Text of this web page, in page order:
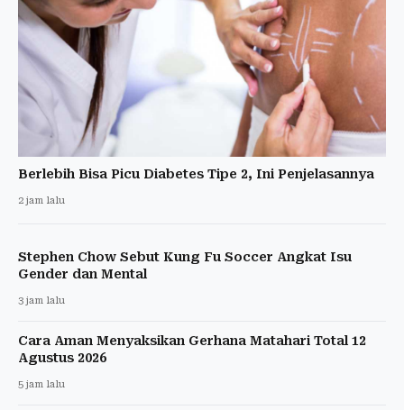
Berlebih Bisa Picu Diabetes Tipe 2, Ini Penjelasannya
2 jam lalu
Stephen Chow Sebut Kung Fu Soccer Angkat Isu
Gender dan Mental
3 jam lalu
Cara Aman Menyaksikan Gerhana Matahari Total 12
Agustus 2026
5 jam lalu